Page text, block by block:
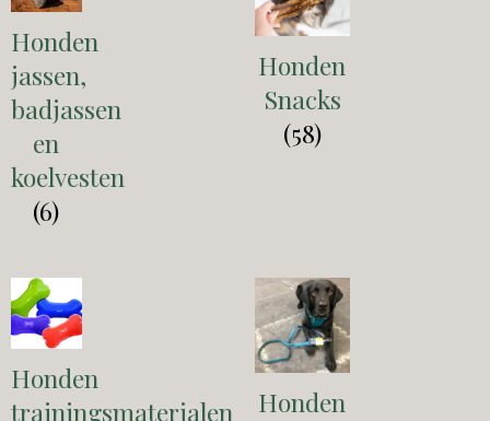
Honden
jassen,
badjassen
en
koelvesten
(6)
Honden
Snacks
(58)
Honden
trainingsmaterialen
Honden